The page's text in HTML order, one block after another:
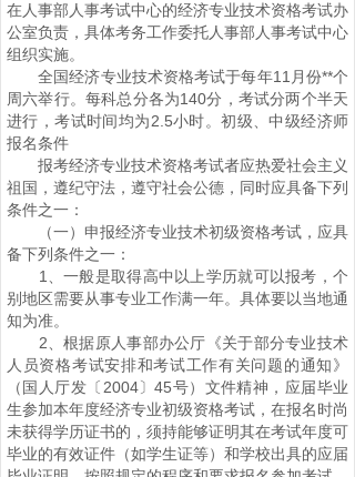
在人事部人事考试中心的经济专业技术资格考试办
公室负责，具体考务工作委托人事部人事考试中心
组织实施。
全国经济专业技术资格考试于每年11月份**个
周六举行。每科总分各为140分，考试分两个半天
进行，考试时间均为2.5小时。初级、中级经济师
报名条件
报考经济专业技术资格考试者应热爱社会主义
祖国，遵纪守法，遵守社会公德，同时应具备下列
条件之一：
（一）申报经济专业技术初级资格考试，应具
备下列条件之一：
1、一般是取得高中以上学历就可以报考，个
别地区需要从事专业工作满一年。具体要以当地通
知为准。
2、根据原人事部办公厅《关于部分专业技术
人员资格考试安排和考试工作有关问题的通知》
（国人厅发〔2004〕45号）文件精神，应届毕业
生参加本年度经济专业初级资格考试，在报名时尚
未获得学历证书的，须持能够证明其在考试年度可
毕业的有效证件（如学生证等）和学校出具的应届